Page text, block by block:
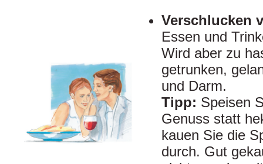
Verschlucken
Essen und
Wird aber zu
getrunken,
und Darm.
Tipp: Speisen
Genuss statt
kauen Sie die
durch. Gut